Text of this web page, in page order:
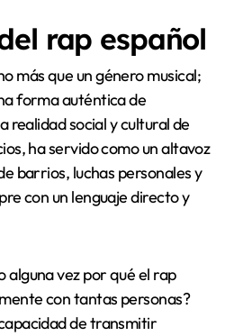
rap español
más que un género musical;
forma auténtica de
realidad social y cultural de
ha servido como un altavoz
barrios, luchas personales y
con un lenguaje directo y
alguna vez por qué el rap
con tantas personas?
de transmitir